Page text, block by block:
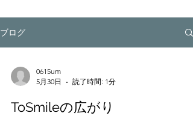
ブログ
0615um
5月30日
読了時間: 1分
ToSmileの広がり